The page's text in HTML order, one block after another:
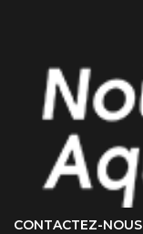
CONTACTEZ-NOUS